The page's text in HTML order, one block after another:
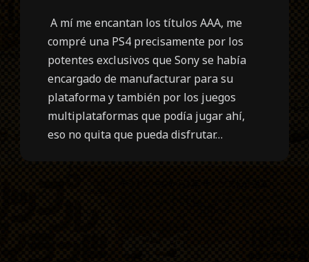
A mí me encantan los títulos AAA, me
compré una PS4 precisamente por los
potentes exclusivos que Sony se había
encargado de manufacturar para su
plataforma y también por los juegos
multiplataformas que podía jugar ahí,
eso no quita que pueda disfrutar…